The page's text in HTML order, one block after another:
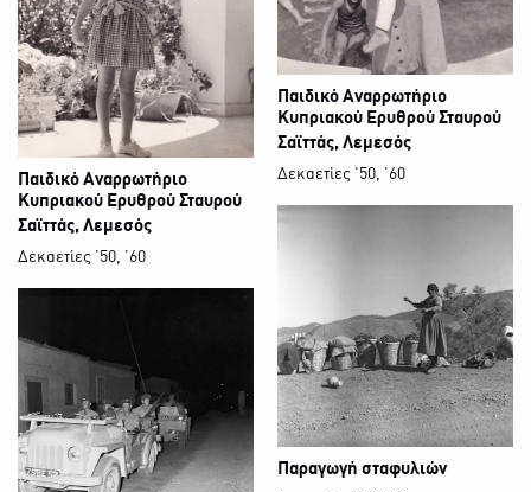
Παιδικό Αναρρωτήριο
Κυπριακού Ερυθρού Σταυρού
Σαϊττάς, Λεμεσός
Δεκαετίες ΄50, ΄60
Παιδικό Αναρρωτήριο
Κυπριακού Ερυθρού Σταυρού
Σαϊττάς, Λεμεσός
Δεκαετίες ΄50, ΄60
Παραγωγή σταφυλιών